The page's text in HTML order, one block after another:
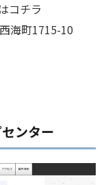
コチラ
海町1715-10
ンター